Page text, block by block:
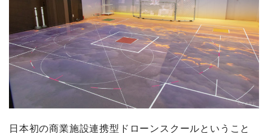
日本初の商業施設連携型ドローンスクールということ